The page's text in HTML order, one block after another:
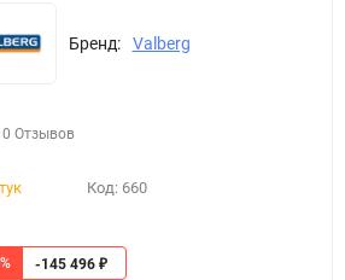
Бренд: Valberg
0 Отзывов
Код: 660
-145 496 ₽